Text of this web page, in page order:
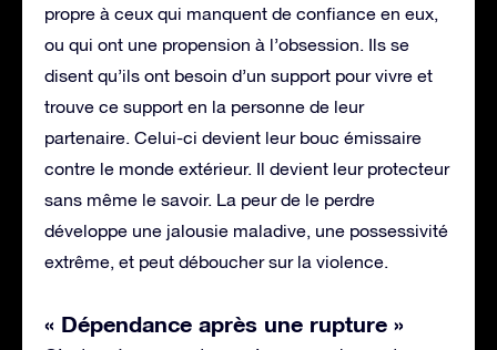
propre à ceux qui manquent de confiance en eux,
ou qui ont une propension à l’obsession. Ils se
disent qu’ils ont besoin d’un support pour vivre et
trouve ce support en la personne de leur
partenaire. Celui-ci devient leur bouc émissaire
contre le monde extérieur. Il devient leur protecteur
sans même le savoir. La peur de le perdre
développe une jalousie maladive, une possessivité
extrême, et peut déboucher sur la violence.
« Dépendance après une rupture »